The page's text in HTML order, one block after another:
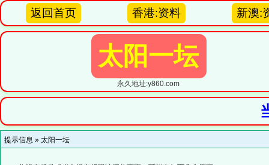
返回首页 香港:资料 新澳:
太阳一坛
永久地址:y860.com
提示信息 » 太阳一坛